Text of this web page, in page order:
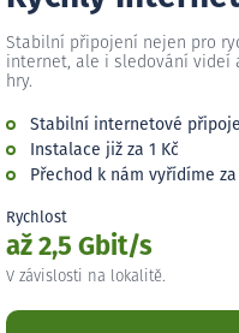
Stabilní připojení nejen pro
internet, ale i sledování videí
hry.
Stabilní internetové
Instalace již za 1 Kč
Přechod k nám vyřídíme za
Rychlost
až 2,5 Gbit/s
V závislosti na lokalitě.